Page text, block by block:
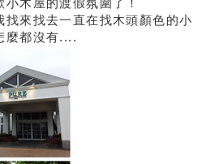
木屋的渡假氛圍了！
來找去一直在找木頭顏色的小
麼都沒有....